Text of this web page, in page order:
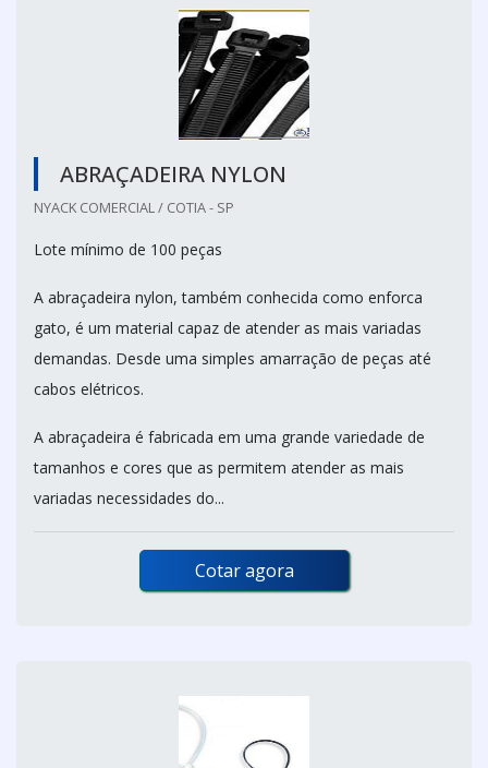
ABRAÇADEIRA NYLON
NYACK COMERCIAL / COTIA - SP
Lote mínimo de 100 peças
A abraçadeira nylon, também conhecida como enforca
gato, é um material capaz de atender as mais variadas
demandas. Desde uma simples amarração de peças até
cabos elétricos.
A abraçadeira é fabricada em uma grande variedade de
tamanhos e cores que as permitem atender as mais
variadas necessidades do...
Cotar agora